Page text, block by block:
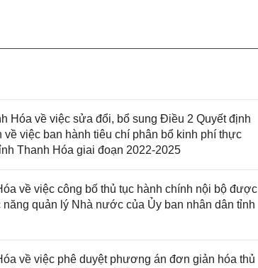
Hóa về việc sửa đổi, bổ sung Điều 2 Quyết định
việc ban hành tiêu chí phân bổ kinh phí thực
Thanh Hóa giai đoạn 2022-2025
về việc công bố thủ tục hành chính nội bộ được
quản lý Nhà nước của Ủy ban nhân dân tỉnh
về việc phê duyệt phương án đơn giản hóa thủ